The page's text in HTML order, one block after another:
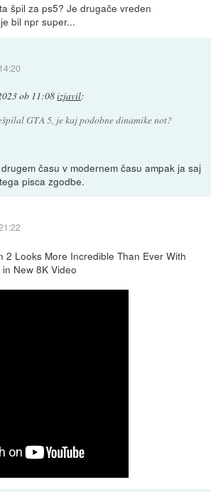
špil za ps5? Je drugače vreden
bil npr super...
ob 11:08izjavil:
GTA 5, je kaj podobne dinamike not?
času v modernem času ampak ja saj
pisca zgodbe.
2 Looks More Incredible Than Ever With
New 8K Video